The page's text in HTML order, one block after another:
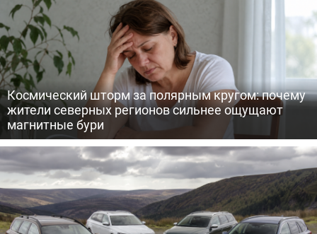
Космический шторм за полярным кругом: почему
жители северных регионов сильнее ощущают
магнитные бури